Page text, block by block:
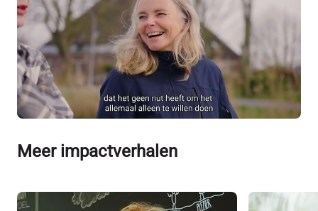
Meer impactverhalen